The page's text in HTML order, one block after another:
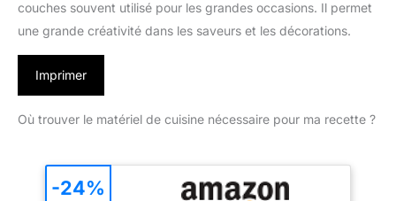
couches souvent utilisé pour les grandes occasions. Il permet
une grande créativité dans les saveurs et les décorations.
Imprimer
Où trouver le matériel de cuisine nécessaire pour ma recette ?
-24%